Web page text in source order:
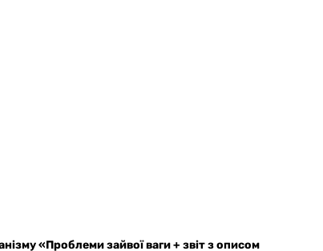
«Проблеми зайвої ваги + звіт з описом